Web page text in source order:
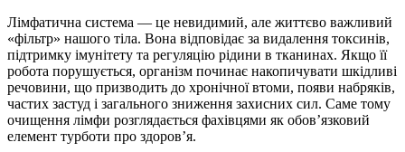
Лімфатична система — це невидимий, але життєво важливий
«фільтр» нашого тіла. Вона відповідає за видалення токсинів,
підтримку імунітету та регуляцію рідини в тканинах. Якщо її
робота порушується, організм починає накопичувати шкідливі
речовини, що призводить до хронічної втоми, появи набряків,
частих застуд і загального зниження захисних сил. Саме тому
очищення лімфи розглядається фахівцями як обов’язковий
елемент турботи про здоров’я.